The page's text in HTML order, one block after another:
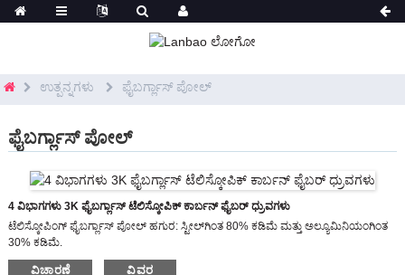
ಉತ್ಪನ್ನಗಳು ಫೈಬರ್ಗ್ಲಾಸ್ ಪೋಲ್
ಫೈಬರ್ಗ್ಲಾಸ್ ಪೋಲ್
4 ವಿಭಾಗಗಳು 3K ಫೈಬರ್ಗ್ಲಾಸ್ ಟೆಲಿಸ್ಕೋಪಿಕ್ ಕಾರ್ಬನ್ ಫೈಬರ್ ಧ್ರುವಗಳು
ಟೆಲಿಸ್ಕೋಪಿಂಗ್ ಫೈಬರ್ಗ್ಲಾಸ್ ಪೋಲ್ ಹಗುರ: ಸ್ಟೀಲ್‌ಗಿಂತ 80% ಕಡಿಮೆ ಮತ್ತು ಅಲ್ಯೂಮಿನಿಯಂಗಿಂತ
30% ಕಡಿಮೆ.
ಹೆಚ್ಚಿನ ಸಾಮರ್ಥ್ಯ - ಪ್ರಮಾಣಿತ ಸಾಧನಗಳನ್ನು ಬಳಸಿಕೊಂಡು ಸಾಗಿಸಲು ಮತ್ತು ಸ್ಥಾಪಿಸಲು
ವಿಚಾರಣೆ ವಿವರ